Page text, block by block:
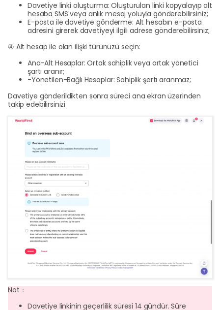
Davetiye linki oluşturma: Oluşturulan linki kopyalayıp alt
hesaba SMS veya anlık mesaj yoluyla gönderebilirsiniz;
E-posta ile davetiye gönderme: Alt hesabın e-posta
adresini girerek davetiyeyi ilgili adrese gönderebilirsiniz;
④ Alt hesap ile olan ilişki türünüzü seçin:
Ana-Alt Hesaplar: Ortak sahiplik veya ortak yönetici
şartı aranır;
-Yönetilen-Bağlı Hesaplar: Sahiplik şartı aranmaz;
Davetiye gönderildikten sonra süreci ana ekran üzerinden
takip edebilirsinizi
Not：
Davetiye linkinin geçerlilik süresi 14 gündür. Süre